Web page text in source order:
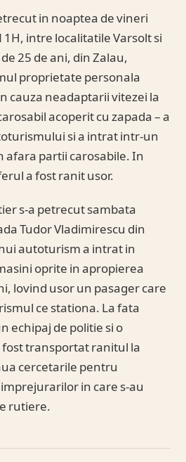
in noaptea de vineri
1H, intre localitatile Varsolt si
25 de ani, din Zalau,
proprietate personala
cauza neadaptarii vitezei la
acoperit cu zapada – a
si a intrat intr-un
afara partii carosabile. In
a fost ranit usor.
s-a petrecut sambata
Tudor Vladimirescu din
autoturism a intrat in
oprite in apropierea
lovind usor un pasager care
ce stationa. La fata
echipaj de politie si o
transportat ranitul la
cercetarile pentru
in care s-au
rutiere.